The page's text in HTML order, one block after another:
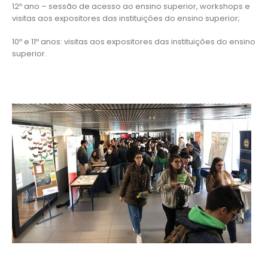
12º ano – sessão de acesso ao ensino superior, workshops e
visitas aos expositores das instituições do ensino superior;
10º e 11º anos: visitas aos expositores das instituições do ensino
superior.